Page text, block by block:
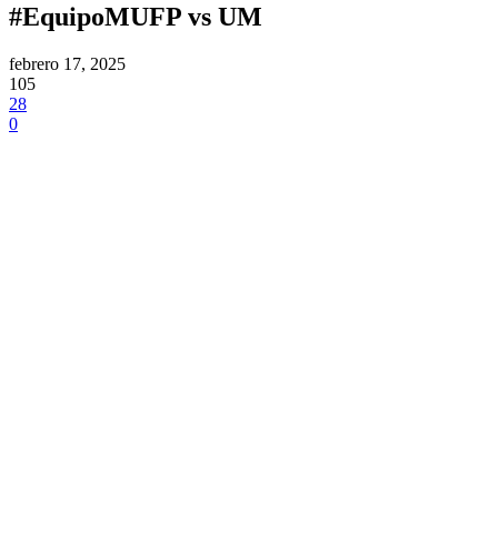
#EquipoMUFP vs UM
febrero 17, 2025
105
28
0